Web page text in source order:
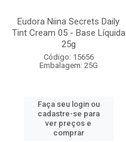
Eudora Niina Secrets Daily
Tint Cream 05 - Base Líquida
25g
Código: 15656
Embalagem: 25G
Faça seu login ou
cadastre-se para
ver preços e
comprar